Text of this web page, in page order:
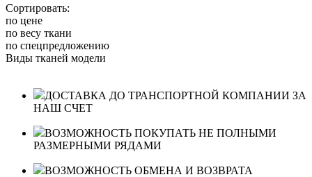
Сортировать:
по цене
по весу ткани
по спецпредложению
Виды тканей модели
ДОСТАВКА ДО ТРАНСПОРТНОЙ КОМПАНИИ ЗА
НАШ СЧЕТ
ВОЗМОЖНОСТЬ ПОКУПАТЬ НЕ ПОЛНЫМИ
РАЗМЕРНЫМИ РЯДАМИ
ВОЗМОЖНОСТЬ ОБМЕНА И ВОЗВРАТА